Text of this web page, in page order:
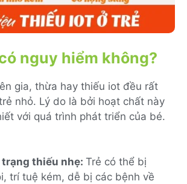
nguy hiểm không?
gia, thừa hay thiếu iot đều rất
nhỏ. Lý do là bởi hoạt chất này
với quá trình phát triển của bé.
thiếu nhẹ: Trẻ có thể bị
trí tuệ kém, dễ bị các bệnh về